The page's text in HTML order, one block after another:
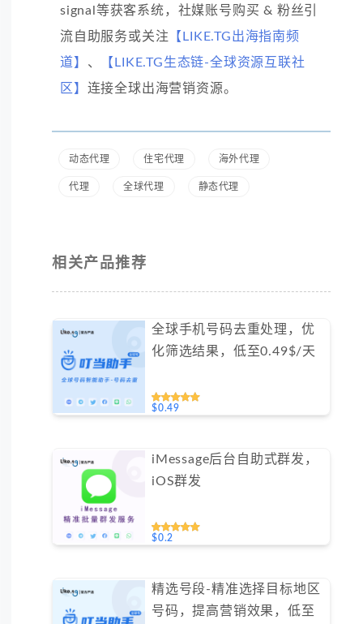
signal等获客系统，社媒账号购买 & 粉丝引
流自助服务或关注 【LIKE.TG出海指南频
道】 、
【LIKE.TG生态链-全球资源互联社
区】 连接全球出海营销资源。
动态代理 住宅代理 海外代理
代理 全球代理 静态代理
相关产品推荐
全球手机号码去重处理，优
化筛选结果，低至0.49$/天
$0.49
iMessage后台自助式群发，
iOS群发
$0.2
精选号段-精准选择目标地区
号码，提高营销效果，低至